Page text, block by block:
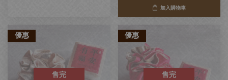
加入購物車
優惠
售完
優惠
售完